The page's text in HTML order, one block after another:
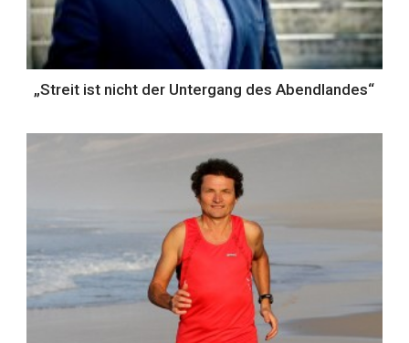
„Streit ist nicht der Untergang des Abendlandes“